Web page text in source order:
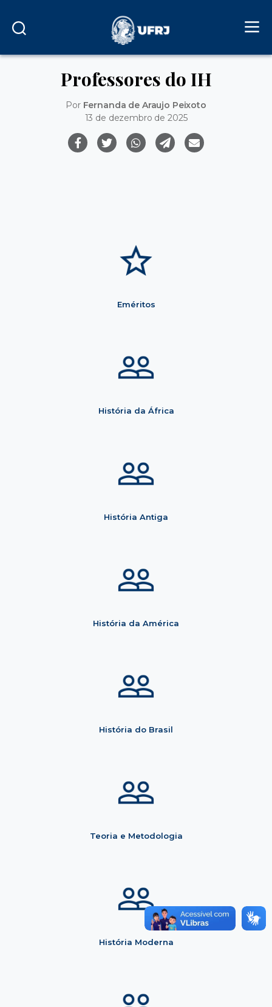
Professores do IH
Por Fernanda de Araujo Peixoto
13 de dezembro de 2025
Eméritos
História da África
História Antiga
História da América
História do Brasil
Teoria e Metodologia
História Moderna